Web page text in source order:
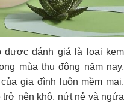
được đánh giá là loại kem
mùa thu đông năm nay,
gia đình luôn mềm mại.
nên khô, nứt nẻ và ngứa